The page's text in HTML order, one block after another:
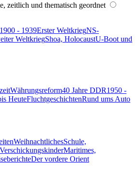
zeitlich und thematisch geordnet
1900 - 1939Erster WeltkriegNS-
WeltkriegShoa, HolocaustU-Boot und
Währungsreform40 Jahre DDR1950 -
HeuteFluchtgeschichtenRund ums Auto
WeihnachtlichesSchule,
VerschickungskinderMaritimes,
Der vordere Orient